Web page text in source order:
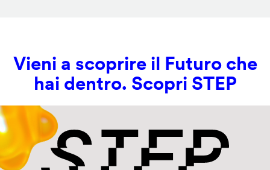
Vieni a scoprire il Futuro che
hai dentro. Scopri STEP